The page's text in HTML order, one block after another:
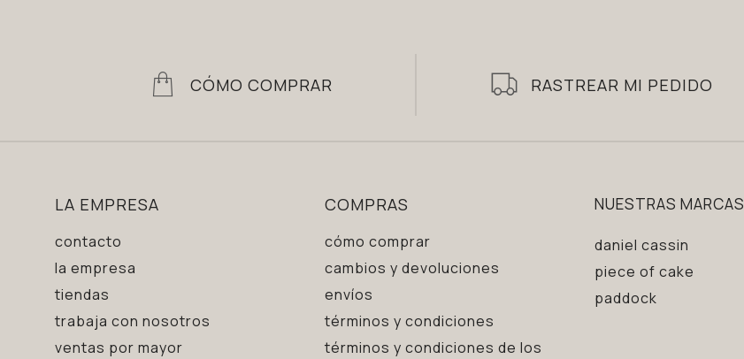
CÓMO COMPRAR RASTREAR MI PEDIDO
LA EMPRESA
contacto
la empresa
tiendas
trabaja con nosotros
ventas por mayor
COMPRAS
cómo comprar
cambios y devoluciones
envíos
términos y condiciones
términos y condiciones de los
NUESTRAS MARCAS
daniel cassin
piece of cake
paddock